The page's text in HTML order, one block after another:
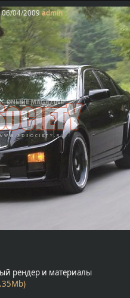
06/04/2009 admin
рендер и материалы